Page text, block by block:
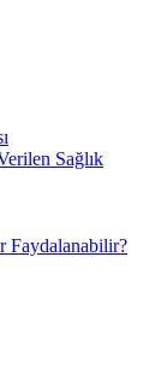
Sağlık
Faydalanabilir?